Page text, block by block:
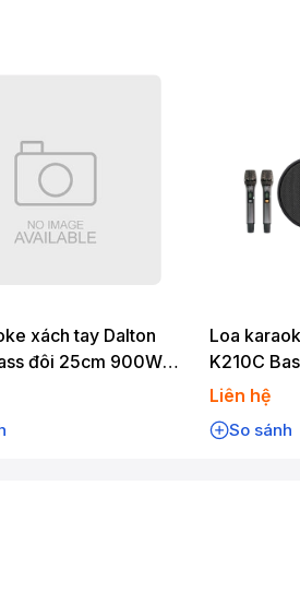
xách tay Dalton
đôi 25cm 900W
Loa
K210C
Karaoke
Liên hệ
So sánh